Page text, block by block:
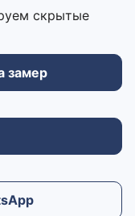
скрытые
замер